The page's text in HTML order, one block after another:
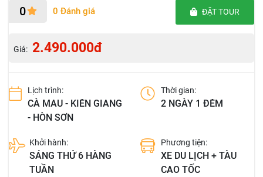
0 0 Đánh giá ĐẶT TOUR
Giá: 2.490.000đ
Lịch trình:
CÀ MAU - KIÊN GIANG
- HÒN SƠN
Thời gian:
2 NGÀY 1 ĐÊM
Khởi hành:
SÁNG THỨ 6 HÀNG
TUẦN
Phương tiện:
XE DU LỊCH + TÀU
CAO TỐC